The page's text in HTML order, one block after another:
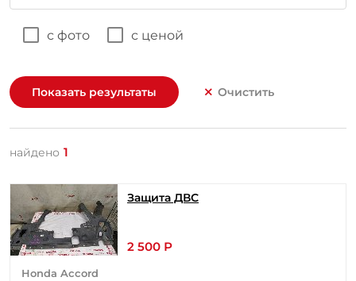
с фото с ценой
Показать результаты Очистить
найдено 1
Защита ДВС
2 500 Р
Honda Accord